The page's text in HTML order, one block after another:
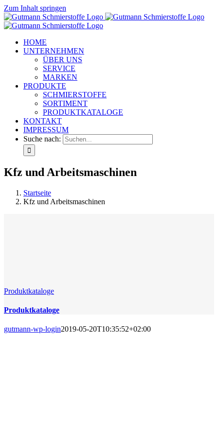
Zum Inhalt springen
HOME
UNTERNEHMEN
ÜBER UNS
SERVICE
MARKEN
PRODUKTE
SCHMIERSTOFFE
SORTIMENT
PRODUKTKATALOGE
KONTAKT
IMPRESSUM
Suche nach:
Kfz und Arbeitsmaschinen
Startseite
Kfz und Arbeitsmaschinen
Produktkataloge
Produktkataloge
gutmann-wp-login2019-05-20T10:35:52+02:00